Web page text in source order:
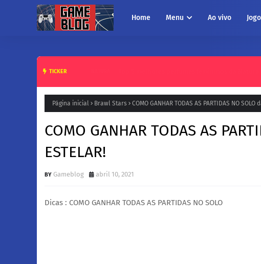
Home Menu Ao vivo
TICKER
Página inicial Brawl Stars COMO GANHAR TODAS AS PARTIDAS NO SOLO
COMO GANHAR TODAS AS
ESTELAR!
Gameblog abril 10, 2021
Dicas : COMO GANHAR TODAS AS PARTIDAS NO SOLO